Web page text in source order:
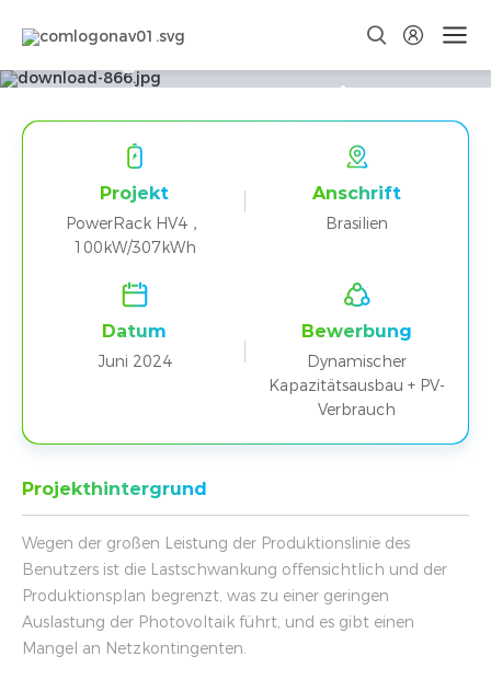
Brasilien PowerRack HV4 100kW
Speichersystem Projekt
Lebensmittelverarbeitungsanlage
Projekt
PowerRack HV4，
100kW/307kWh
Anschrift
Brasilien
Datum
Juni 2024
Bewerbung
Dynamischer
Kapazitätsausbau + PV-
Verbrauch
Projekthintergrund
Wegen der großen Leistung der Produktionslinie des
Benutzers ist die Lastschwankung offensichtlich und der
Produktionsplan begrenzt, was zu einer geringen
Auslastung der Photovoltaik führt, und es gibt einen
Mangel an Netzkontingenten.